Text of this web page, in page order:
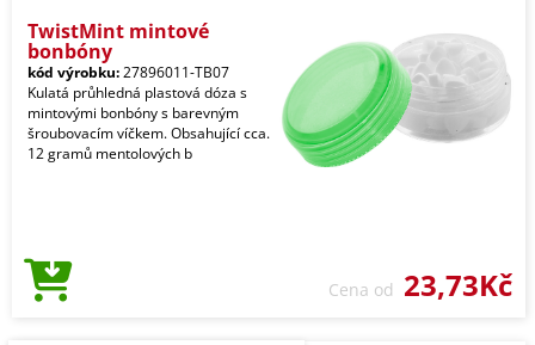
TwistMint mintové
bonbóny
kód výrobku:27896011-TB07
Kulatá průhledná plastová dóza s
mintovými bonbóny s barevným
šroubovacím víčkem. Obsahující cca.
12 gramů mentolových b
Cena od 23,73Kč